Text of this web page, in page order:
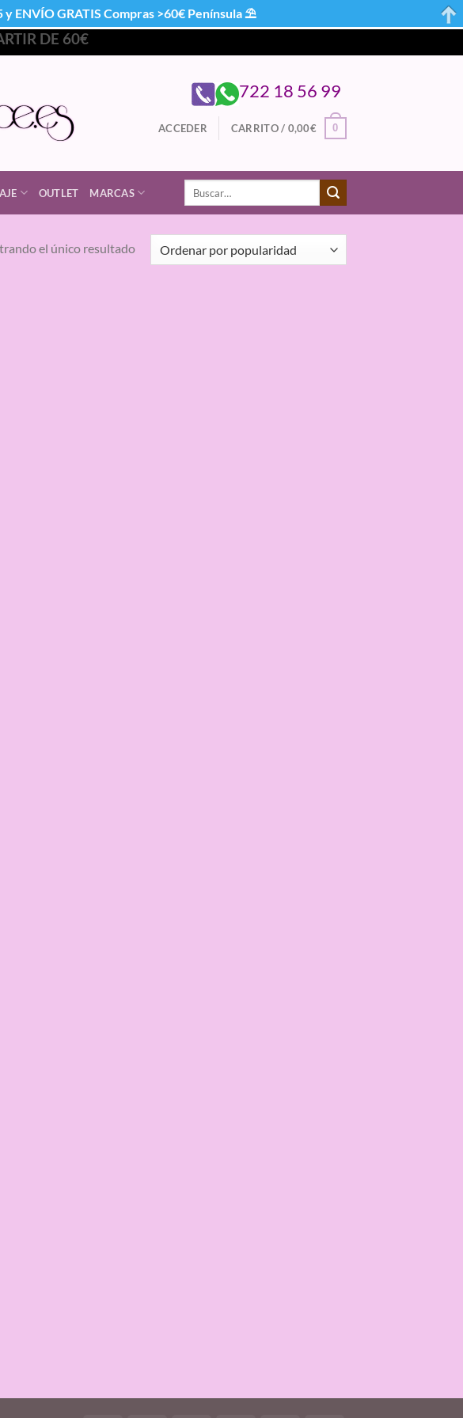
DE 60€
722 18 56 99
ACCEDER CARRITO / 0,00€ 0
OUTLET MARCAS
Buscar
el único resultado
ENVÍO GRATIS Compras >60€ Península ⛱